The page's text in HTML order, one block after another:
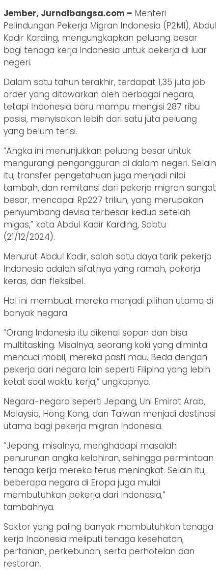
Jember, Jurnalbangsa.com – Menteri
Pelindungan Pekerja Migran Indonesia (P2MI), Abdul
Kadir Karding, mengungkapkan peluang besar
bagi tenaga kerja Indonesia untuk bekerja di luar
negeri.
Dalam satu tahun terakhir, terdapat 1,35 juta job
order yang ditawarkan oleh berbagai negara,
tetapi Indonesia baru mampu mengisi 287 ribu
posisi, menyisakan lebih dari satu juta peluang
yang belum terisi.
“Angka ini menunjukkan peluang besar untuk
mengurangi pengangguran di dalam negeri. Selain
itu, transfer pengetahuan juga menjadi nilai
tambah, dan remitansi dari pekerja migran sangat
besar, mencapai Rp227 triliun, yang merupakan
penyumbang devisa terbesar kedua setelah
migas,” kata Abdul Kadir Karding, Sabtu
(21/12/2024).
Menurut Abdul Kadir, salah satu daya tarik pekerja
Indonesia adalah sifatnya yang ramah, pekerja
keras, dan fleksibel.
Hal ini membuat mereka menjadi pilihan utama di
banyak negara.
“Orang Indonesia itu dikenal sopan dan bisa
multitasking. Misalnya, seorang koki yang diminta
mencuci mobil, mereka pasti mau. Beda dengan
pekerja dari negara lain seperti Filipina yang lebih
ketat soal waktu kerja,” ungkapnya.
Negara-negara seperti Jepang, Uni Emirat Arab,
Malaysia, Hong Kong, dan Taiwan menjadi destinasi
utama bagi pekerja migran Indonesia.
“Jepang, misalnya, menghadapi masalah
penurunan angka kelahiran, sehingga permintaan
tenaga kerja mereka terus meningkat. Selain itu,
beberapa negara di Eropa juga mulai
membutuhkan pekerja dari Indonesia,”
tambahnya.
Sektor yang paling banyak membutuhkan tenaga
kerja Indonesia meliputi tenaga kesehatan,
pertanian, perkebunan, serta perhotelan dan
restoran.